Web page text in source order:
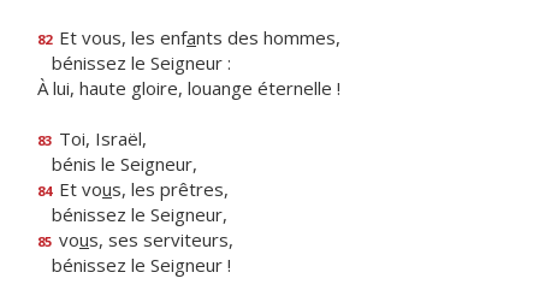
82 Et vous, les enfants des hommes,
bénissez le Seigneur :
À lui, haute gloire, louange éternelle !
83 Toi, Israël,
bénis le Seigneur,
84 Et vous, les prêtres,
bénissez le Seigneur,
85 vous, ses serviteurs,
bénissez le Seigneur !